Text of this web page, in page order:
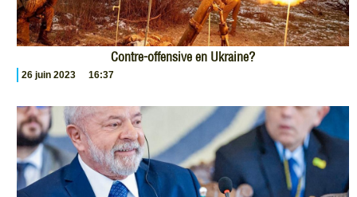
Contre-offensive en Ukraine?
26 juin 2023 16:37